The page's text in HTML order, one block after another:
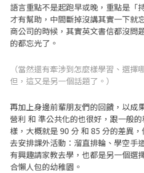
語言重點不是起跑早或晚，重點是「
才有幫助，中間斷掉沒講其實一下就
商公司的時候，其實英文書信都沒問
的都忘光了。
（當然還有牽涉到怎麼樣學習、選擇
但，這又是另一個話題了。）
再加上身邊前輩朋友們的回饋，以成
營利 和 準公共化的也很好，跟一般
樣，大概就是 90 分 和 85 分的差異，
去安排課外活動：溜直排輪、學空手
有興趣請家教去學，也都是另一個選
合懶人包的幼稚園。